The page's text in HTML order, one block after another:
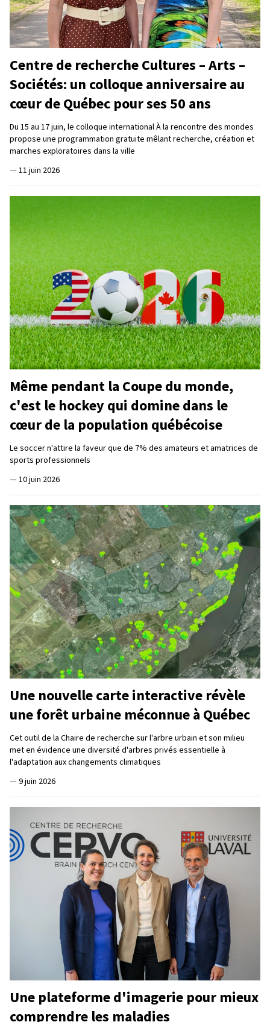
Centre de recherche Cultures – Arts –
Sociétés: un colloque anniversaire au
cœur de Québec pour ses 50 ans
Du 15 au 17 juin, le colloque international À la rencontre des mondes
propose une programmation gratuite mêlant recherche, création et
marches exploratoires dans la ville
— 11 juin 2026
Même pendant la Coupe du monde,
c'est le hockey qui domine dans le
cœur de la population québécoise
Le soccer n'attire la faveur que de 7% des amateurs et amatrices de
sports professionnels
— 10 juin 2026
Une nouvelle carte interactive révèle
une forêt urbaine méconnue à Québec
Cet outil de la Chaire de recherche sur l'arbre urbain et son milieu
met en évidence une diversité d'arbres privés essentielle à
l'adaptation aux changements climatiques
— 9 juin 2026
Une plateforme d'imagerie pour mieux
comprendre les maladies